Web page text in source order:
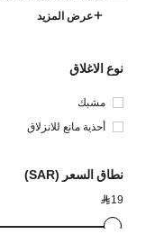
عرض المزيد
نوع الاغلاق
مشبك
أحذية مانع للانزلاق
نطاق السعر (SAR)
19